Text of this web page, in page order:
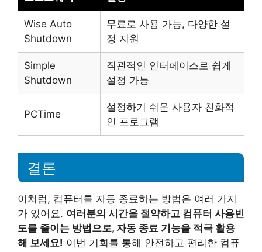
Wise Auto
Shutdown
무료로 사용 가능, 다양한 설
정 지원
Simple
Shutdown
직관적인 인터페이스로 쉽게
설정 가능
PCTime
설정하기 쉬운 사용자 친화적
인 프로그램
결론
이처럼, 컴퓨터를 자동 종료하는 방법은 여러 가지
가 있어요. 여러분의 시간을 절약하고 컴퓨터 사용빈
도를 줄이는 방법으로, 자동 종료 기능을 적극 활용
해 보세요! 이번 기회를 통해 안전하고 편리한 컴퓨